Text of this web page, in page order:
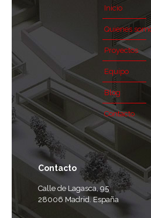
Inicio
Quienes
Proyectos
Equipo
Blog
Contacto
Contacto
Calle de Lagasca, 95
28006 Madrid. España